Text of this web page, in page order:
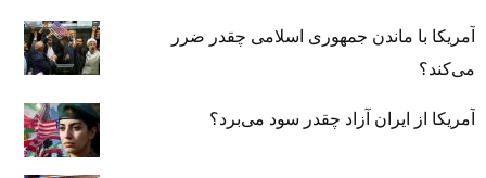
آمریکا با ماندن جمهوری اسلامی چقدر ضرر
می‌کند؟
آمریکا از ایران آزاد چقدر سود می‌برد؟